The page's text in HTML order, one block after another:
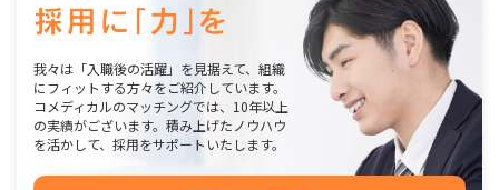
我々は「入職後の活躍」を見据えて、組織
にフィットする方々をご紹介しています。
コメディカルのマッチングでは、10年以上
の実績がございます。積み上げたノウハウ
を活かして、採用をサポートいたします。